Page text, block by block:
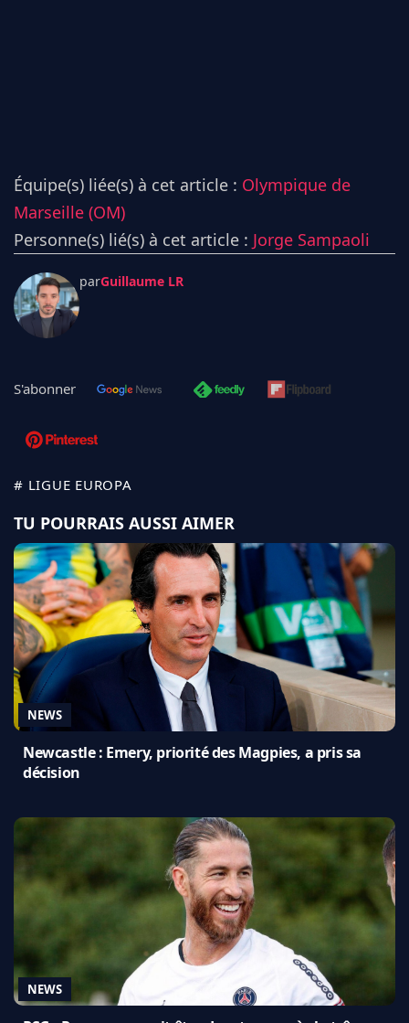
Équipe(s) liée(s) à cet article : Olympique de
Marseille (OM)
Personne(s) lié(s) à cet article : Jorge Sampaoli
parGuillaume LR
S'abonner
# LIGUE EUROPA
TU POURRAIS AUSSI AIMER
NEWS
Newcastle : Emery, priorité des Magpies, a pris sa
décision
NEWS